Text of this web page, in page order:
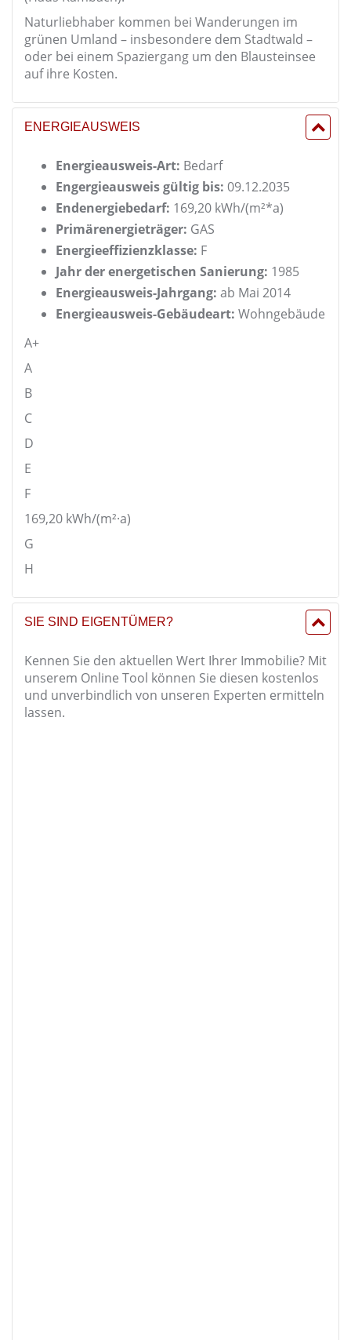
Naturliebhaber kommen bei Wanderungen im
grünen Umland – insbesondere dem Stadtwald –
oder bei einem Spaziergang um den Blausteinsee
auf ihre Kosten.
ENERGIEAUSWEIS
Energieausweis-Art: Bedarf
Engergieausweis gültig bis: 09.12.2035
Endenergiebedarf: 169,20 kWh/(m²*a)
Primärenergieträger: GAS
Energieeffizienzklasse: F
Jahr der energetischen Sanierung: 1985
Energieausweis-Jahrgang: ab Mai 2014
Energieausweis-Gebäudeart: Wohngebäude
A+
A
B
C
D
E
F
169,20 kWh/(m²·a)
G
H
SIE SIND EIGENTÜMER?
Kennen Sie den aktuellen Wert Ihrer Immobilie? Mit
unserem Online Tool können Sie diesen kostenlos
und unverbindlich von unseren Experten ermitteln
lassen.